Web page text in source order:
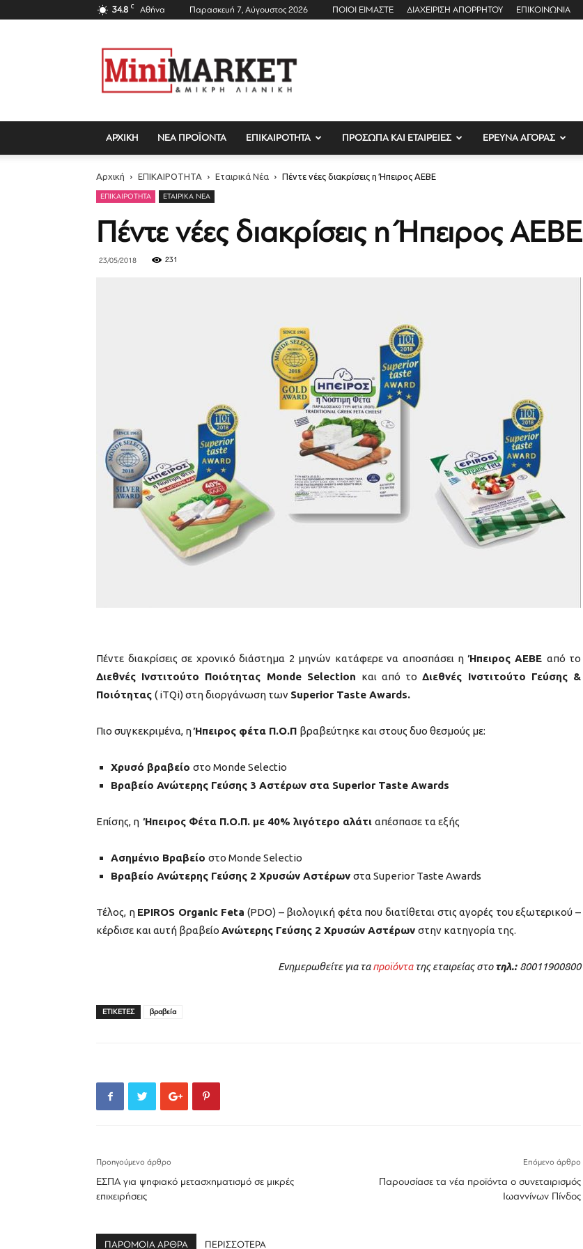
34.8 C Αθήνα Παρασκευή 7, Αύγουστος 2026 ΠΟΙΟΙ ΕΙΜΑΣΤΕ ΔΙΑΧΕΙΡΙΣΗ ΑΠΟΡΡΗΤΟΥ ΕΠΙΚΟΙΝΩΝΙΑ
Mini
Market
Magazine
ΑΡΧΙΚΗ ΝΕΑ ΠΡΟΪΟΝΤΑ ΕΠΙΚΑΙΡΟΤΗΤΑ ΠΡΟΣΩΠΑ ΚΑΙ ΕΤΑΙΡΕΙΕΣ ΕΡΕΥΝΑ ΑΓΟΡΑΣ
Αρχική ΕΠΙΚΑΙΡΟΤΗΤΑ Εταιρικά Νέα Πέντε νέες διακρίσεις η Ήπειρος ΑΕΒΕ
ΕΠΙΚΑΙΡΟΤΗΤΑ ΕΤΑΙΡΙΚΆ ΝΈΑ
Πέντε νέες διακρίσεις η Ήπειρος ΑΕΒΕ
23/05/2018 231
Πέντε διακρίσεις σε χρονικό διάστημα 2 μηνών κατάφερε να αποσπάσει ηΉπειρος ΑΕΒΕ από το
Διεθνές Ινστιτούτο Ποιότητας Monde Selection και από τοΔιεθνές Ινστιτούτο Γεύσης &
Ποιότητας ( iTQi) στη διοργάνωση των Superior Taste Awards.
Πιο συγκεκριμένα, ηΉπειρος φέτα Π.Ο.Π βραβεύτηκε και στους δυο θεσμούς με:
Χρυσό βραβείο στο Monde Selectio
Βραβείο Ανώτερης Γεύσης 3 Αστέρων στα Superior Taste Awards
Επίσης, ηΉπειρος Φέτα Π.Ο.Π. με 40% λιγότερο αλάτι απέσπασε τα εξής
Ασημένιο Βραβείο στο Monde Selectio
Βραβείο Ανώτερης Γεύσης 2 Χρυσών Αστέρων στα Superior Taste Awards
Τέλος, η EPIROS Organic Feta (PDO) – βιολογική φέτα που διατίθεται στις αγορές του εξωτερικού –
κέρδισε και αυτή βραβείο Ανώτερης Γεύσης 2 Χρυσών Αστέρων στην κατηγορία της.
Ενημερωθείτε για ταπροϊόντατης εταιρείας στοτηλ.: 80011900800
ΕΤΙΚΕΤΕΣ βραβεία
Προηγούμενο άρθρο
ΕΣΠΑ για ψηφιακό μετασχηματισμό σε μικρές
επιχειρήσεις
Επόμενο άρθρο
Παρουσίασε τα νέα προϊόντα o συνεταιρισμός
Ιωαννίνων Πίνδος
ΠΑΡΟΜΟΙΑ ΑΡΘΡΑ ΠΕΡΙΣΣΟΤΕΡΑ